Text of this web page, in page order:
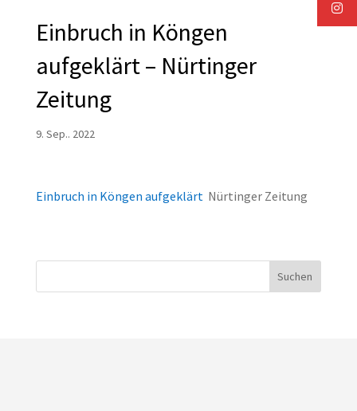
Einbruch in Köngen
aufgeklärt – Nürtinger
Zeitung
9. Sep.. 2022
Einbruch in Köngen aufgeklärt Nürtinger Zeitung
Suchen